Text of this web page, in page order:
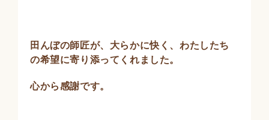
田んぼの師匠が、大らかに快く、わたしたち
の希望に寄り添ってくれました。
心から感謝です。